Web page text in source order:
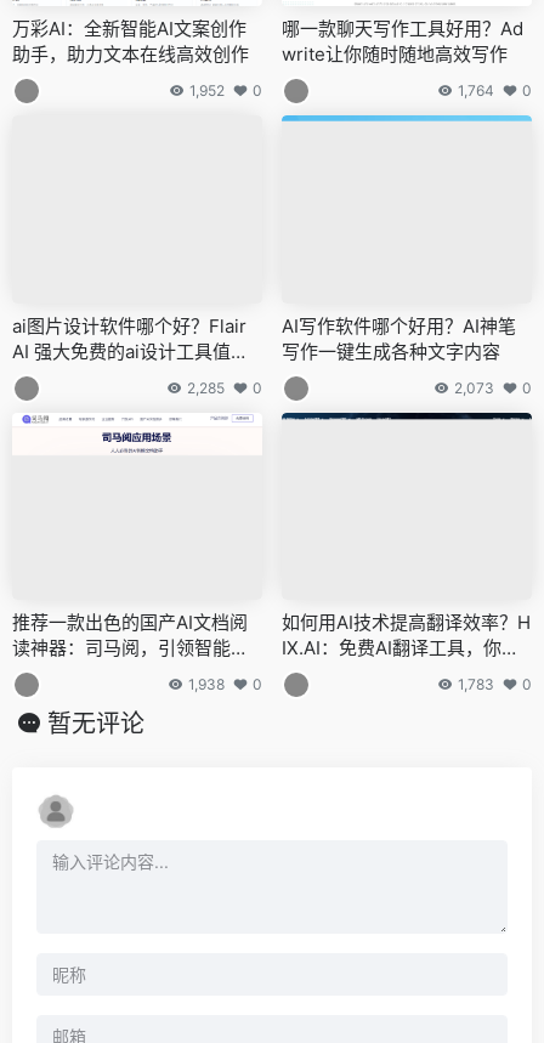
万彩AI：全新智能AI文案创作
助手，助力文本在线高效创作
1,952 0
哪一款聊天写作工具好用？Ad
write让你随时随地高效写作
1,764 0
ai图片设计软件哪个好？Flair
AI 强大免费的ai设计工具值得
收藏
2,285 0
AI写作软件哪个好用？AI神笔
写作一键生成各种文字内容
2,073 0
推荐一款出色的国产AI文档阅
读神器：司马阅，引领智能阅
读新纪元
1,938 0
如何用AI技术提高翻译效率？H
IX.AI：免费AI翻译工具，你的
全能办公助手
1,783 0
暂无评论